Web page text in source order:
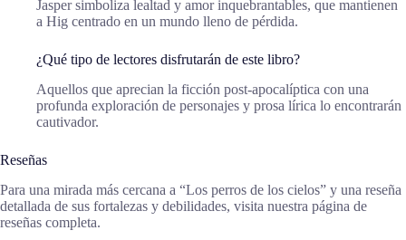
Jasper simboliza lealtad y amor inquebrantables, que mantienen
a Hig centrado en un mundo lleno de pérdida.
¿Qué tipo de lectores disfrutarán de este libro?
Aquellos que aprecian la ficción post-apocalíptica con una
profunda exploración de personajes y prosa lírica lo encontrarán
cautivador.
Reseñas
Para una mirada más cercana a “Los perros de los cielos” y una reseña
detallada de sus fortalezas y debilidades, visita nuestra página de
reseñas completa.